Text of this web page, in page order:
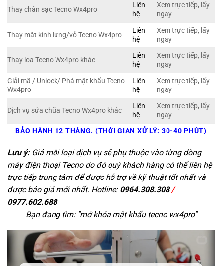
Thay chân sạc Tecno Wx4pro
Liên
hệ
Xem trực tiếp, lấy
ngay
Thay mặt kính lưng/vỏ Tecno Wx4pro
Liên
hệ
Xem trực tiếp, lấy
ngay
Thay loa Tecno Wx4pro khác
Liên
hệ
Xem trực tiếp, lấy
ngay
Giải mã / Unlock/ Phá mật khẩu Tecno
Wx4pro
Liên
hệ
Xem trực tiếp, lấy
ngay
Dịch vụ sửa chữa Tecno Wx4pro khác
Liên
hệ
Xem trực tiếp, lấy
ngay
BẢO HÀNH 12 THÁNG. (THỜI GIAN XỬ LÝ: 30-40 PHÚT)
Lưu ý:Giá mỗi loại dịch vụ sẽ phụ thuộc vào từng dòng
máy điện thoại Tecno do đó quý khách hàng có thể liên hệ
trực tiếp trung tâm để được hỗ trợ về kỹ thuật tốt nhất và
được báo giá mới nhất. Hotline: 0964.308.308/
0977.602.688
Bạn đang tìm: "mở khóa mật khẩu tecno wx4pro"